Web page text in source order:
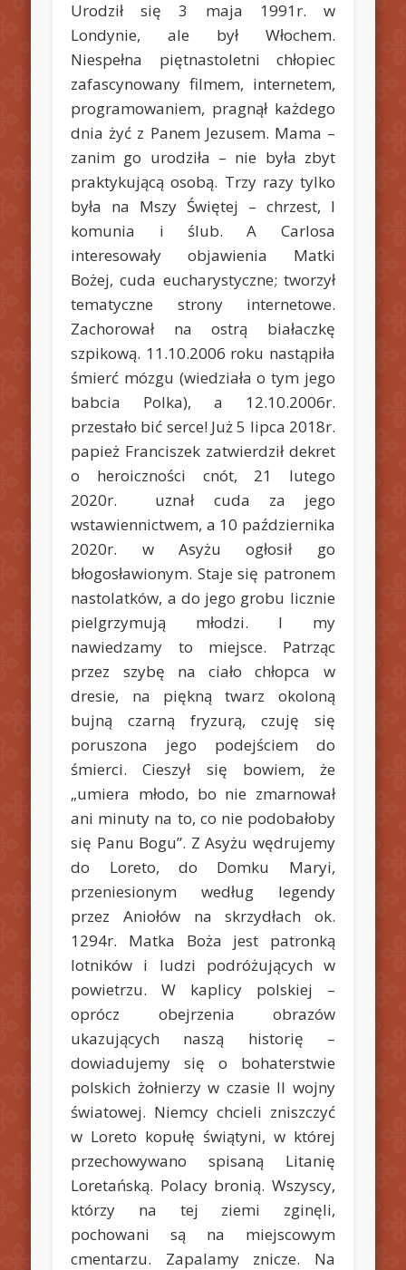
Urodził się 3 maja 1991r. w
Londynie, ale był Włochem.
Niespełna piętnastoletni chłopiec
zafascynowany filmem, internetem,
programowaniem, pragnął każdego
dnia żyć z Panem Jezusem. Mama –
zanim go urodziła – nie była zbyt
praktykującą osobą. Trzy razy tylko
była na Mszy Świętej – chrzest, I
komunia i ślub. A Carlosa
interesowały objawienia Matki
Bożej, cuda eucharystyczne; tworzył
tematyczne strony internetowe.
Zachorował na ostrą białaczkę
szpikową. 11.10.2006 roku nastąpiła
śmierć mózgu (wiedziała o tym jego
babcia Polka), a 12.10.2006r.
przestało bić serce! Już 5 lipca 2018r.
papież Franciszek zatwierdził dekret
o heroiczności cnót, 21 lutego
2020r. uznał cuda za jego
wstawiennictwem, a 10 października
2020r. w Asyżu ogłosił go
błogosławionym. Staje się patronem
nastolatków, a do jego grobu licznie
pielgrzymują młodzi. I my
nawiedzamy to miejsce. Patrząc
przez szybę na ciało chłopca w
dresie, na piękną twarz okoloną
bujną czarną fryzurą, czuję się
poruszona jego podejściem do
śmierci. Cieszył się bowiem, że
„umiera młodo, bo nie zmarnował
ani minuty na to, co nie podobałoby
się Panu Bogu”. Z Asyżu wędrujemy
do Loreto, do Domku Maryi,
przeniesionym według legendy
przez Aniołów na skrzydłach ok.
1294r. Matka Boża jest patronką
lotników i ludzi podróżujących w
powietrzu. W kaplicy polskiej –
oprócz obejrzenia obrazów
ukazujących naszą historię –
dowiadujemy się o bohaterstwie
polskich żołnierzy w czasie II wojny
światowej. Niemcy chcieli zniszczyć
w Loreto kopułę świątyni, w której
przechowywano spisaną Litanię
Loretańską. Polacy bronią. Wszyscy,
którzy na tej ziemi zginęli,
pochowani są na miejscowym
cmentarzu. Zapalamy znicze. Na